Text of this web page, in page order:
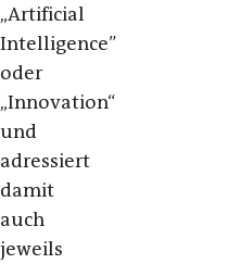
„Artificial
Intelligence”
oder
„Innovation“
und
adressiert
damit
auch
jeweils